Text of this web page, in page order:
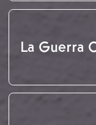
La Guerra